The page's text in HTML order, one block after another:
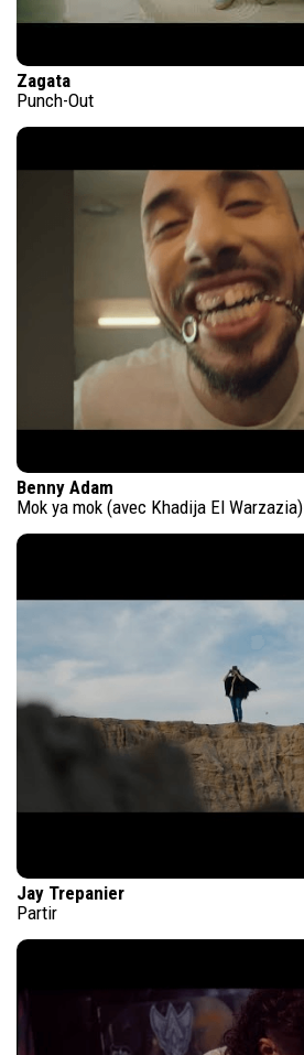
Zagata
Punch-Out
Benny Adam
Mok ya mok (avec Khadija El Warzazia)
Jay Trepanier
Partir